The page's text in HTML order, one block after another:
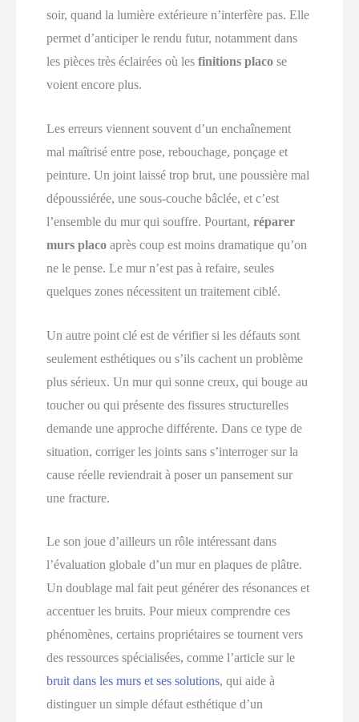
soir, quand la lumière extérieure n’interfère pas. Elle
permet d’anticiper le rendu futur, notamment dans
les pièces très éclairées où lesfinitions placo se
voient encore plus.
Les erreurs viennent souvent d’un enchaînement
mal maîtrisé entre pose, rebouchage, ponçage et
peinture. Un joint laissé trop brut, une poussière mal
dépoussiérée, une sous‑couche bâclée, et c’est
l’ensemble du mur qui souffre. Pourtant,réparer
murs placo après coup est moins dramatique qu’on
ne le pense. Le mur n’est pas à refaire, seules
quelques zones nécessitent un traitement ciblé.
Un autre point clé est de vérifier si les défauts sont
seulement esthétiques ou s’ils cachent un problème
plus sérieux. Un mur qui sonne creux, qui bouge au
toucher ou qui présente des fissures structurelles
demande une approche différente. Dans ce type de
situation, corriger les joints sans s’interroger sur la
cause réelle reviendrait à poser un pansement sur
une fracture.
Le son joue d’ailleurs un rôle intéressant dans
l’évaluation globale d’un mur en plaques de plâtre.
Un doublage mal fait peut générer des résonances et
accentuer les bruits. Pour mieux comprendre ces
phénomènes, certains propriétaires se tournent vers
des ressources spécialisées, comme l’article sur le
bruit dans les murs et ses solutions, qui aide à
distinguer un simple défaut esthétique d’un